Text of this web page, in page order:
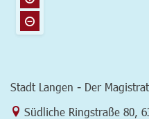
Stadt Langen - Der Magistrat
Link zur Google-Maps
Südliche Ringstraße 80